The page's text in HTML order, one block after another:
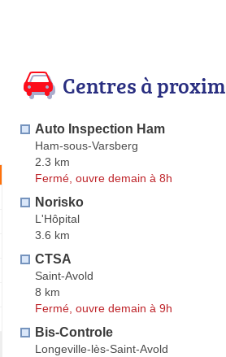
Centres à
Auto Inspection Ham
Ham-sous-Varsberg
2.3 km
Fermé, ouvre demain à 8h
Norisko
L'Hôpital
3.6 km
CTSA
Saint-Avold
8 km
Fermé, ouvre demain à 9h
Bis-Controle
Longeville-lès-Saint-Avold